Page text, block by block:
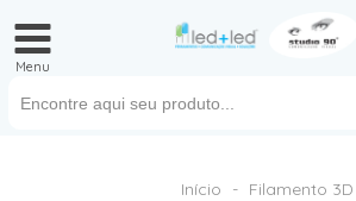
Menu
Início - Filamento 3D